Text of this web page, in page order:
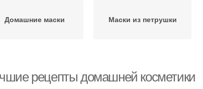
Домашние маски Маски из петрушки
рецепты домашней косметики